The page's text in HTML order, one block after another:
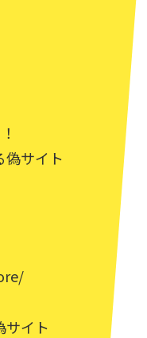
偽サイト
サイト